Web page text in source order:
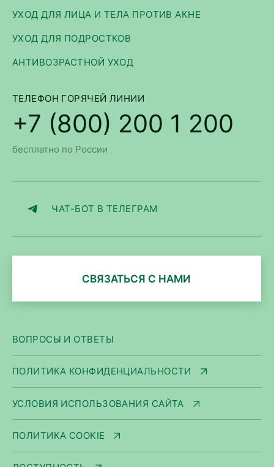
УХОД ДЛЯ ЛИЦА И ТЕЛА ПРОТИВ АКНЕ
УХОД ДЛЯ ПОДРОСТКОВ
АНТИВОЗРАСТНОЙ УХОД
ТЕЛЕФОН ГОРЯЧЕЙ ЛИНИИ
+7 (800) 200 1 200
бесплатно по России
ЧАТ-БОТ В ТЕЛЕГРАМ
СВЯЗАТЬСЯ С НАМИ
ВОПРОСЫ И ОТВЕТЫ
ПОЛИТИКА КОНФИДЕНЦИАЛЬНОСТИ
УСЛОВИЯ ИСПОЛЬЗОВАНИЯ САЙТА
ПОЛИТИКА COOKIE